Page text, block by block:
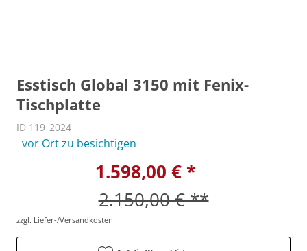
Esstisch Global 3150 mit Fenix-
Tischplatte
ID 119_2024
vor Ort zu besichtigen
1.598,00 € *
2.150,00 € **
zzgl. Liefer-/Versandkosten